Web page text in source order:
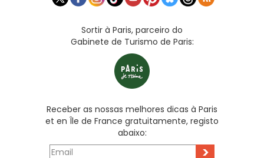
Sortir à Paris, parceiro do
Gabinete de Turismo de Paris:
Receber as nossas melhores dicas à Paris
et en Île de France gratuitamente, registo
abaixo:
>